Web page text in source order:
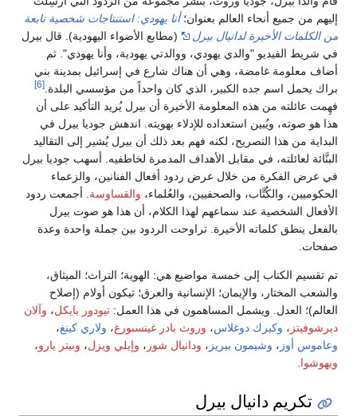
إليهم من جميع أنحاء العالم بعنوان؛أنا يهودي: استنتاجات شخصية نابعة
من الكلمات الأخيرة لدانيال بيرل
(مطابع الأضواء اليهودية). قال بيرل
في شريط الفيديو "والدي يهودي، ووالدتي يهودية، وأنا يهودي". ثم
أضاف معلومة غامضة، وهي أن هناك شارع في إسرائيل بمدينة بني
براك يحمل اسم جده الكبير، الذي كان واحداً من مؤسسي البلدة.[6]
فهِمت عائلته من هذه المعلومة الأخيرة أن بيرل يُريد التأكيد على أن
هذا هو صوته، ويُبين استعداده للإدلاء بهويته. اندهش جوديا بيرل في
البداية من هذا التصريح، لكنه فهم بعد ذلك أن بيرل يُشير إلى التقاليد
البنَّائة لعائلته، في مقابل الأهداف المدمرة لخاطفيه. أسهب جوديا بيرل
في عرض الفكرة من خلال عرض ردود أفعال الفنانين، والزعماء
الحكوميين، والكُتَّاب، والصحفيين، والعُلماء، والقساوسة. أجمعت ردود
الأفعال الشخصية عند سماعهم لهذا الكلام، أن هذا هو صوت بيرل
بالفعل ينطق كلماته الأخيرة. تراوحت الردود بين جملة واحدة وعدة
صفحات.
تم تقسيم الكتاب إلى خمسة مواضيع هي: الهوية؛ التراث؛ الميثاق،
والشعب المختار، والإيمان؛ الإنسانية والعرق؛ تيكون أولام (إصلاح
العالم)؛ العدل. ويشمل المساهمون في هذا العمل: تيودور بايكل، وآلان
ديرشوفيتز ، وكيرك دوغلاس، وروث بادر غينسبورغ، ولاري كينغ،
وعاموس أوز ، وشيمون بيريز ، ودانيال شور ، وإيلي ويزل، وبيتر يارو،
ويهوشوا.
تكريم دانيال بيرل